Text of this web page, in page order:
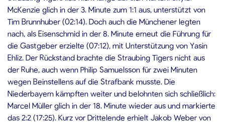
McKenzie glich in der 3. Minute zum 1:1 aus, unterstützt von
Tim Brunnhuber (02:14). Doch auch die Münchener legten
nach, als Eisenschmid in der 8. Minute erneut die Führung für
die Gastgeber erzielte (07:12), mit Unterstützung von Yasin
Ehliz. Der Rückstand brachte die Straubing Tigers nicht aus
der Ruhe, auch wenn Philip Samuelsson für zwei Minuten
wegen Beinstellens auf die Strafbank musste. Die
Niederbayern kämpften weiter und belohnten sich schließlich:
Marcel Müller glich in der 18. Minute wieder aus und markierte
das 2:2 (17:25). Kurz vor Drittelende erhielt Jakob Weber von